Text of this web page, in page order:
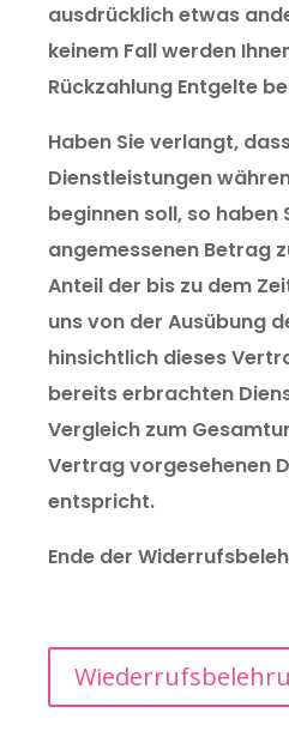
ausdrücklich etwas
keinem Fall werden
Rückzahlung Entgelte
Haben Sie verlangt,
Dienstleistungen
beginnen soll, so haben
angemessenen Betrag
Anteil der bis zu dem
uns von der Ausübung
hinsichtlich dieses
bereits erbrachten
Vergleich zum
Vertrag vorgesehenen
entspricht.
Ende der